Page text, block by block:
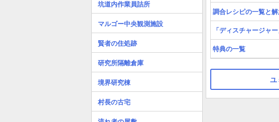
調合レシピの一覧と
「ディスチャージャ
特典の一覧
ユ
坑道内作業員詰所
マルゴー中央観測施設
賢者の住処跡
研究所隔離倉庫
境界研究棟
村長の古宅